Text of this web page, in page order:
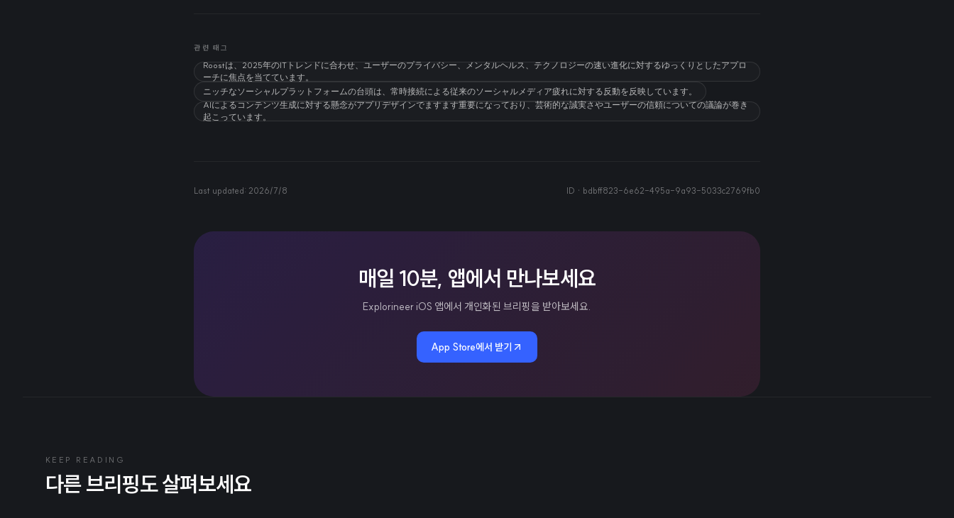
관련 태그
Roostは、2025年のITトレンドに合わせ、ユーザーのプライバシー、メンタルヘルス、テクノロジーの速い進化に対するゆっくりとしたアプロ
ーチに焦点を当てています。
ニッチなソーシャルプラットフォームの台頭は、常時接続による従来のソーシャルメディア疲れに対する反動を反映しています。
AIによるコンテンツ生成に対する懸念がアプリデザインでますます重要になっており、芸術的な誠実さやユーザーの信頼についての議論が巻き
起こっています。
Last updated: 2026/7/8 ID · bdbff823-6e62-495a-9a93-5033c2769fb0
매일 10분, 앱에서 만나보세요
Explorineer iOS 앱에서 개인화된 브리핑을 받아보세요.
App Store에서 받기
KEEP READING
다른 브리핑도 살펴보세요